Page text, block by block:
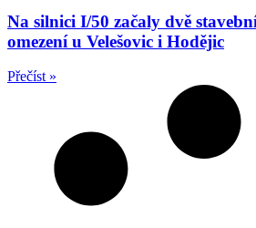
Na silnici I/50 začaly dvě
omezení u Velešovic i Hodějic
Přečíst »